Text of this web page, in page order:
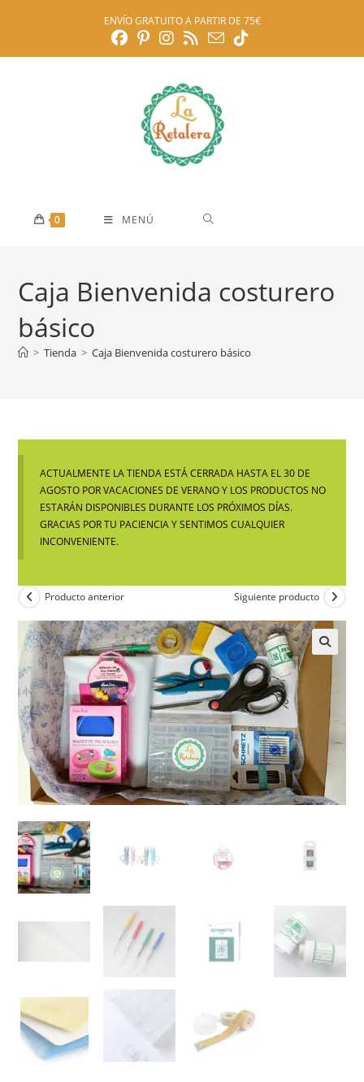
ENVÍO GRATUITO A PARTIR DE 75€
0 MENÚ
Caja Bienvenida costurero
básico
> Tienda > Caja Bienvenida costurero básico
ACTUALMENTE LA TIENDA ESTÁ CERRADA HASTA EL 30 DE
AGOSTO POR VACACIONES DE VERANO Y LOS PRODUCTOS NO
ESTARÁN DISPONIBLES DURANTE LOS PRÓXIMOS DÍAS.
GRACIAS POR TU PACIENCIA Y SENTIMOS CUALQUIER
INCONVENIENTE.
Producto anterior Siguiente producto